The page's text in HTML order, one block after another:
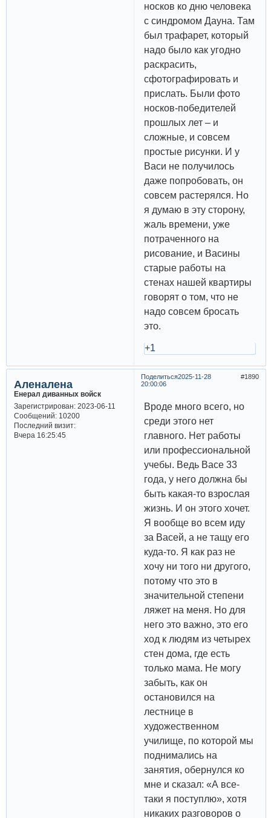
носков ко дню человека
с синдромом Дауна. Там
был трафарет, который
надо было как угодно
раскрасить,
сфотографировать и
прислать. Были фото
носков-победителей
прошлых лет – и
сложные, и совсем
простые рисунки. И у
Васи не получилось
даже попробовать, он
совсем растерялся. Но
я думаю в эту сторону,
жаль времени, уже
потраченного на
рисование, и Васины
старые работы на
стенах нашей квартиры
говорят о том, что не
надо совсем бросать
это.
+1
Поделиться 1890
2025-11-28
20:00:06
Аленалена
Енерал диванных войск
Зарегистрирован: 2023-06-11
Сообщений:10200
Последний визит:
Вчера 16:25:45
Вроде много всего, но
среди этого нет
главного. Нет работы
или профессиональной
учебы. Ведь Васе 33
года, у него должна бы
быть какая-то взрослая
жизнь. И он этого хочет.
Я вообще во всем иду
за Васей, а не тащу его
куда-то. Я как раз не
хочу ни того ни другого,
потому что это в
значительной степени
ляжет на меня. Но для
него это важно, это его
ход к людям из четырех
стен дома, где есть
только мама. Не могу
забыть, как он
остановился на
лестнице в
художественном
училище, по которой мы
поднимались на
занятия, обернулся ко
мне и сказал: «А все-
таки я поступлю», хотя
никаких разговоров о